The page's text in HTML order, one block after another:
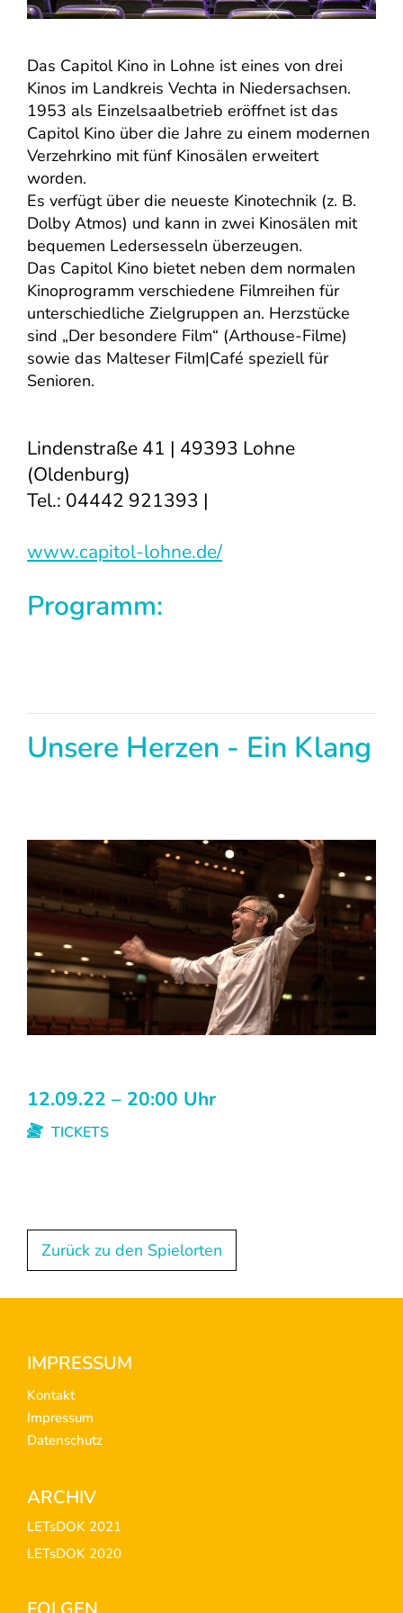
Das Capitol Kino in Lohne ist eines von drei
Kinos im Landkreis Vechta in Niedersachsen.
1953 als Einzelsaalbetrieb eröffnet ist das
Capitol Kino über die Jahre zu einem modernen
Verzehrkino mit fünf Kinosälen erweitert
worden.
Es verfügt über die neueste Kinotechnik (z. B.
Dolby Atmos) und kann in zwei Kinosälen mit
bequemen Ledersesseln überzeugen.
Das Capitol Kino bietet neben dem normalen
Kinoprogramm verschiedene Filmreihen für
unterschiedliche Zielgruppen an. Herzstücke
sind „Der besondere Film“ (Arthouse-Filme)
sowie das Malteser Film|Café speziell für
Senioren.
Lindenstraße 41 | 49393 Lohne
(Oldenburg)
Tel.: 04442 921393 |
www.capitol-lohne.de/
Programm:
Unsere Herzen - Ein Klang
12.09.22 – 20:00 Uhr
TICKETS
Zurück zu den Spielorten
Footer
IMPRESSUM
Kontakt
Impressum
Datenschutz
ARCHIV
LETsDOK 2021
LETsDOK 2020